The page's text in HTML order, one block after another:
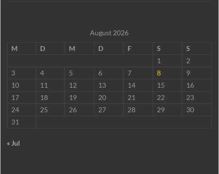
August 2026
M
D M D F S
S
1
2
3
4 5 6 7 8
9
10
11 12 13 14 15
16
17
18 19 20 21 22
23
24
25 26 27 28 29
30
31
« Jul